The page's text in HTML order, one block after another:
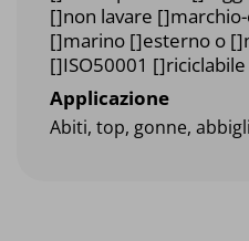
[]non lavare
[]marino []esterno o
[]ISO50001 []riciclabile
Applicazione
Abiti, top, gonne,